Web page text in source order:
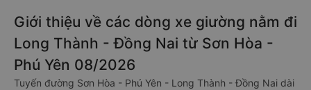
Giới thiệu về các dòng xe giường nằm đi
Long Thành - Đồng Nai từ Sơn Hòa -
Phú Yên 08/2026
Tuyến đường Sơn Hòa - Phú Yên - Long Thành - Đồng Nai dài